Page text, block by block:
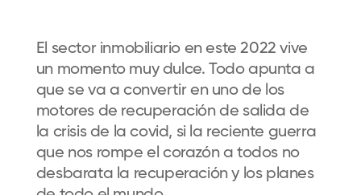
El sector inmobiliario en este 2022 vive
un momento muy dulce. Todo apunta a
que se va a convertir en uno de los
motores de recuperación de salida de
la crisis de la covid, si la reciente guerra
que nos rompe el corazón a todos no
desbarata la recuperación y los planes